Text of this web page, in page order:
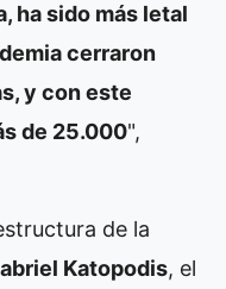
ha sido más letal
cerraron
y con este
de 25.000",
de la
Katopodis, el